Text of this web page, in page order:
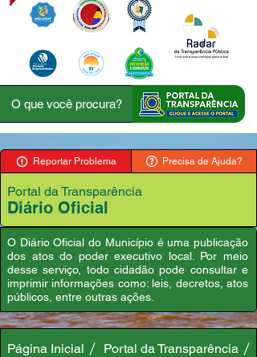
Reportar Problema Precisa de Ajuda?
Portal da Transparência
Diário Oficial
O Diário Oficial do Município é uma publicação
dos atos do poder executivo local. Por meio
desse serviço, todo cidadão pode consultar e
imprimir informações como: leis, decretos, atos
públicos, entre outras ações.
Página Inicial
Portal da Transparência